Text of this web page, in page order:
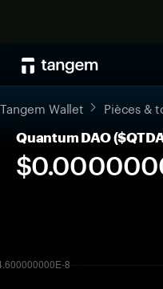
Tangem Wallet Pièces &
Quantum DAO